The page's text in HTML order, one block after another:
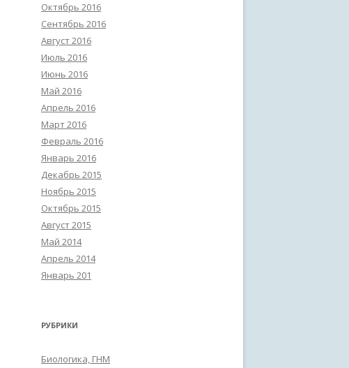
Октябрь 2016
Сентябрь 2016
Август 2016
Июль 2016
Июнь 2016
Май 2016
Апрель 2016
Март 2016
Февраль 2016
Январь 2016
Декабрь 2015
Ноябрь 2015
Октябрь 2015
Август 2015
Май 2014
Апрель 2014
Январь 201
РУБРИКИ
Биологика, ГНМ